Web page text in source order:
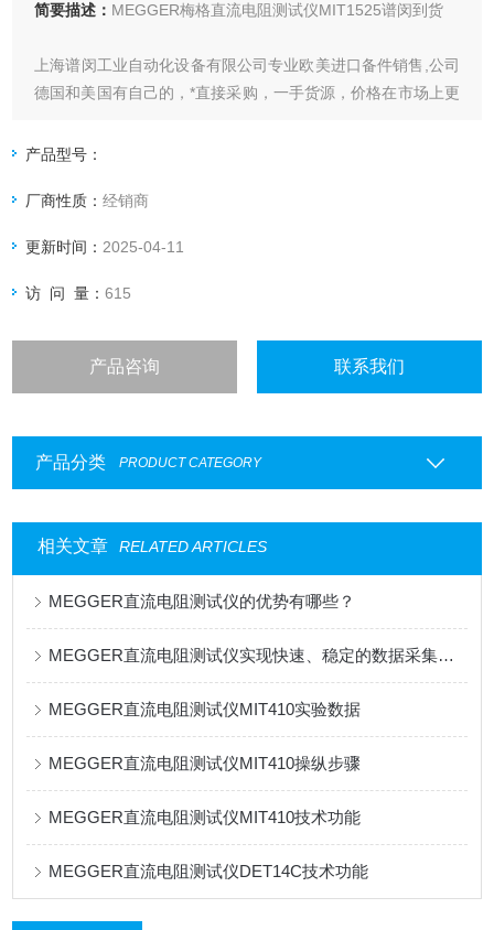
简要描述： MEGGER梅格直流电阻测试仪MIT1525谱闵到货
上海谱闵工业自动化设备有限公司专业欧美进口备件销售,公司
德国和美国有自己的，*直接采购，一手货源，价格在市场上更
给我们提供固定折扣，确保我们给客户惠的价格
渠道广: 除了现货，我们跟欧洲许多有直接的业务关系，使我
们可以采购到由于保护而不能报价的品
产品型号：
厂商性质：经销商
更新时间： 2025-04-11
访 问 量：615
产品咨询 联系我们
产品分类 PRODUCT CATEGORY
相关文章 RELATED ARTICLES
MEGGER直流电阻测试仪的优势有哪些？
MEGGER直流电阻测试仪实现快速、稳定的数据采集和处理
MEGGER直流电阻测试仪MIT410实验数据
MEGGER直流电阻测试仪MIT410操纵步骤
MEGGER直流电阻测试仪MIT410技术功能
MEGGER直流电阻测试仪DET14C技术功能